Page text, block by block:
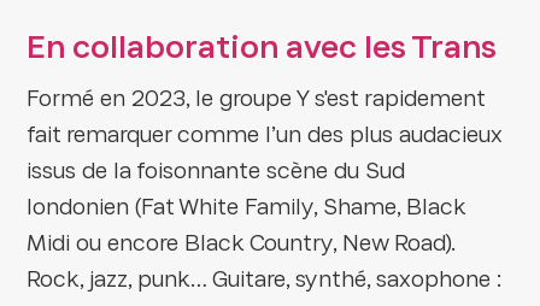
En collaboration avec les Trans
Formé en 2023, le groupe Y s'est rapidement
fait remarquer comme l’un des plus audacieux
issus de la foisonnante scène du Sud
londonien (Fat White Family, Shame, Black
Midi ou encore Black Country, New Road).
Rock, jazz, punk… Guitare, synthé, saxophone :